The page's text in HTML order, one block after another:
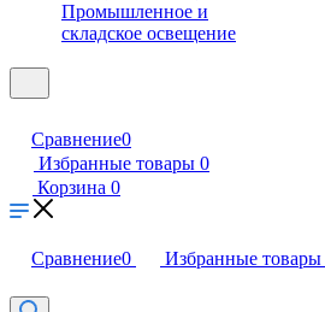
Промышленное и
складское освещение
Сравнение0
Избранные товары 0
Корзина 0
Сравнение0 Избранные товары